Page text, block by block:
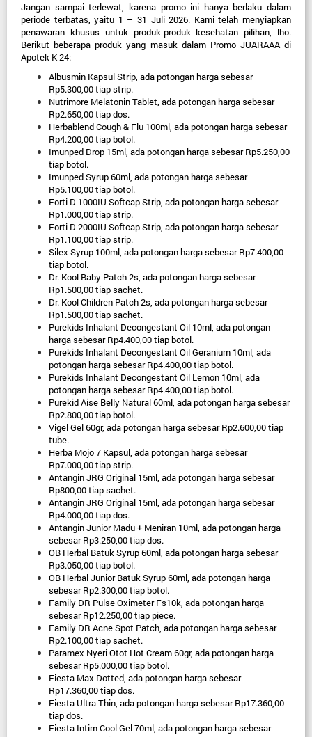
Jangan sampai terlewat, karena promo ini hanya berlaku dalam
periode terbatas, yaitu 1 – 31 Juli 2026. Kami telah menyiapkan
penawaran khusus untuk produk-produk kesehatan pilihan, lho.
Berikut beberapa produk yang masuk dalam Promo JUARAAA di
Apotek K-24:
Albusmin Kapsul Strip, ada potongan harga sebesar
Rp5.300,00 tiap strip.
Nutrimore Melatonin Tablet, ada potongan harga sebesar
Rp2.650,00 tiap dos.
Herbablend Cough & Flu 100ml, ada potongan harga sebesar
Rp4.200,00 tiap botol.
Imunped Drop 15ml, ada potongan harga sebesar Rp5.250,00
tiap botol.
Imunped Syrup 60ml, ada potongan harga sebesar
Rp5.100,00 tiap botol.
Forti D 1000IU Softcap Strip, ada potongan harga sebesar
Rp1.000,00 tiap strip.
Forti D 2000IU Softcap Strip, ada potongan harga sebesar
Rp1.100,00 tiap strip.
Silex Syrup 100ml, ada potongan harga sebesar Rp7.400,00
tiap botol.
Dr. Kool Baby Patch 2s, ada potongan harga sebesar
Rp1.500,00 tiap sachet.
Dr. Kool Children Patch 2s, ada potongan harga sebesar
Rp1.500,00 tiap sachet.
Purekids Inhalant Decongestant Oil 10ml, ada potongan
harga sebesar Rp4.400,00 tiap botol.
Purekids Inhalant Decongestant Oil Geranium 10ml, ada
potongan harga sebesar Rp4.400,00 tiap botol.
Purekids Inhalant Decongestant Oil Lemon 10ml, ada
potongan harga sebesar Rp4.400,00 tiap botol.
Purekid Aise Belly Natural 60ml, ada potongan harga sebesar
Rp2.800,00 tiap botol.
Vigel Gel 60gr, ada potongan harga sebesar Rp2.600,00 tiap
tube.
Herba Mojo 7 Kapsul, ada potongan harga sebesar
Rp7.000,00 tiap strip.
Antangin JRG Original 15ml, ada potongan harga sebesar
Rp800,00 tiap sachet.
Antangin JRG Original 15ml, ada potongan harga sebesar
Rp4.000,00 tiap dos.
Antangin Junior Madu + Meniran 10ml, ada potongan harga
sebesar Rp3.250,00 tiap dos.
OB Herbal Batuk Syrup 60ml, ada potongan harga sebesar
Rp3.050,00 tiap botol.
OB Herbal Junior Batuk Syrup 60ml, ada potongan harga
sebesar Rp2.300,00 tiap botol.
Family DR Pulse Oximeter Fs10k, ada potongan harga
sebesar Rp12.250,00 tiap piece.
Family DR Acne Spot Patch, ada potongan harga sebesar
Rp2.100,00 tiap sachet.
Paramex Nyeri Otot Hot Cream 60gr, ada potongan harga
sebesar Rp5.000,00 tiap botol.
Fiesta Max Dotted, ada potongan harga sebesar
Rp17.360,00 tiap dos.
Fiesta Ultra Thin, ada potongan harga sebesar Rp17.360,00
tiap dos.
Fiesta Intim Cool Gel 70ml, ada potongan harga sebesar